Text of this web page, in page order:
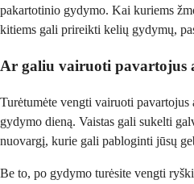
pakartotinio gydymo. Kai kuriems
kitiems gali prireikti kelių gydymų,
Ar galiu vairuoti pavartojus
Turėtumėte vengti vairuoti
gydymo dieną. Vaistas gali sukelti
nuovargį, kurie gali pabloginti jūsų
Be to, po gydymo turėsite vengti